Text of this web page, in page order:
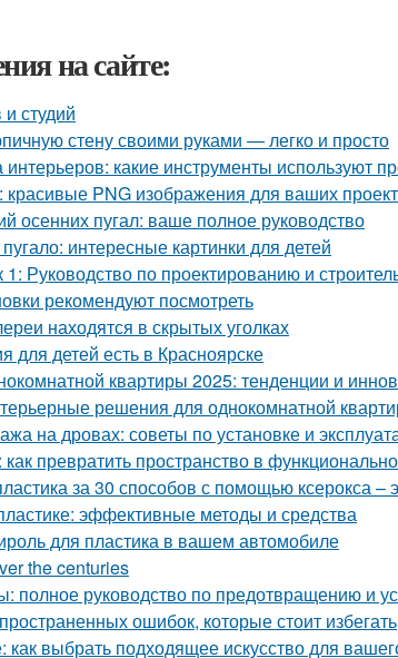
на сайте:
студий
стену своими руками — легко и просто
какие инструменты используют
PNG изображения для ваших
осенних пугал: ваше полное руководство
интересные картинки для детей
Руководство по проектированию и
рекомендуют посмотреть
находятся в скрытых уголках
для детей есть в Красноярске
квартиры 2025: тенденции и
решения для однокомнатной
на дровах: советы по установке и
превратить пространство в
за 30 способов с помощью ксерокса –
эффективные методы и средства
для пластика в вашем автомобиле
the centuries
полное руководство по предотвращению и
ошибок, которые стоит избегать
как выбрать подходящее искусство для